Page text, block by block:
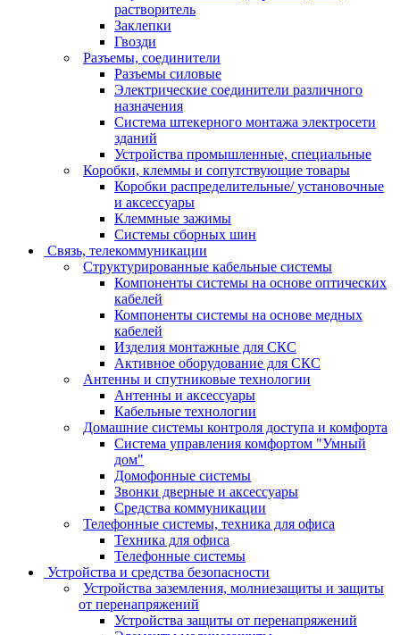
растворитель
Заклепки
Гвозди
Разъемы, соединители
Разъемы силовые
Электрические соединители различного
назначения
Система штекерного монтажа электросети
зданий
Устройства промышленные, специальные
Коробки, клеммы и сопутствующие товары
Коробки распределительные/ установочные
и аксессуары
Клеммные зажимы
Системы сборных шин
Связь, телекоммуникации
Структурированные кабельные системы
Компоненты системы на основе оптических
кабелей
Компоненты системы на основе медных
кабелей
Изделия монтажные для СКС
Активное оборудование для СКС
Антенны и спутниковые технологии
Антенны и аксессуары
Кабельные технологии
Домашние системы контроля доступа и комфорта
Система управления комфортом "Умный
дом"
Домофонные системы
Звонки дверные и аксессуары
Средства коммуникации
Телефонные системы, техника для офиса
Техника для офиса
Телефонные системы
Устройства и средства безопасности
Устройства заземления, молниезащиты и защиты
от перенапряжений
Устройства защиты от перенапряжений